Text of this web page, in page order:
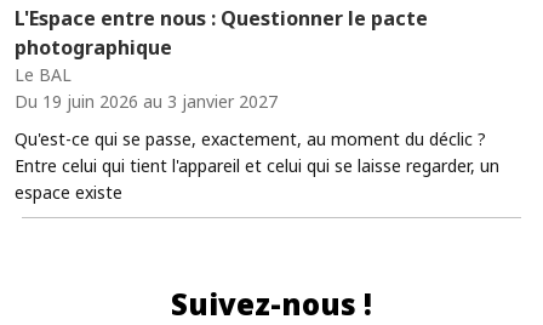
L'Espace entre nous : Questionner le pacte
photographique
Le BAL
Du 19 juin 2026 au 3 janvier 2027
Qu'est-ce qui se passe, exactement, au moment du déclic ?
Entre celui qui tient l'appareil et celui qui se laisse regarder, un
espace existe
Suivez-nous !